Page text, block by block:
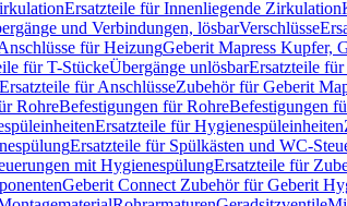
Ersatzteile für Innenliegende Zirkulation
und Verbindungen, lösbarVerschlüsse
für HeizungGeberit Mapress Kupfer,
für T-StückeÜbergänge unlösbarErsatzteile
Ersatzteile für AnschlüsseZubehör für Geberit
RohreBefestigungen für RohreBefestigungen
Ersatzteile für Hygienespüleinheiten
Ersatzteile für Spülkästen und WC-
mit HygienespülungErsatzteile für
Geberit Connect Zubehör für Geberit